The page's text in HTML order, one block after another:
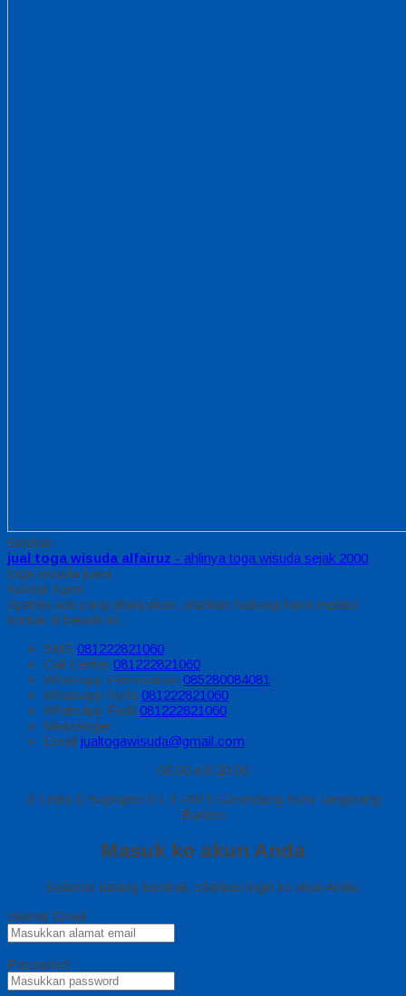
Sidebar
jual toga wisuda alfairuz - ahlinya toga wisuda sejak 2000
toga wisuda juara
Kontak Kami
Apabila ada yang ditanyakan, silahkan hubungi kami melalui
kontak di bawah ini.
SMS 081222821060
Call Center 081222821060
Whatsapp Pemesanan 085280084081
Whatsapp Syifa 081222821060
Whatsapp Fadil 081222821060
Messenger
Email jualtogawisuda@gmail.com
08.00 s/d 20.00
Jl Letda D Suprapto RT 3 RW 5 Gerendeng Kota Tangerang
Banten
Masuk ke akun Anda
Selamat datang kembali, silahkan login ke akun Anda.
Alamat Email
Password